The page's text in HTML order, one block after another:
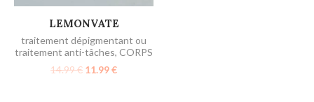
AJOUTER AU PANIER
LEMONVATE
traitement dépigmentant ou
traitement anti-tâches, CORPS
14.99€ 11.99€